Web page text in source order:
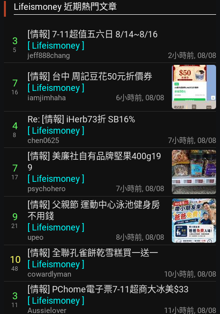
Lifeismoney 近期熱門文章
3
5
[情報] 7-11超值五六日 8/14~8/16
[ Lifeismoney]
jeff888chang 2小時前, 08/08
7
16
[情報] 台中 周記豆花50元折價券
[ Lifeismoney]
iamjimhaha 6小時前, 08/08
4
8
Re: [情報] iHerb73折 SB16%
[ Lifeismoney]
chen0625 7小時前, 08/08
7
17
[情報] 美廉社自有品牌堅果400g19
9
[ Lifeismoney]
psychohero 7小時前, 08/08
9
21
[情報] 父親節 運動中心泳池健身房
不用錢
[ Lifeismoney]
upeo 8小時前, 08/08
10
48
[情報] 全聯孔雀餅乾雪糕買一送一
[ Lifeismoney]
cowardlyman 10小時前, 08/08
3
11
[情報] PChome電子票7-11超商大冰美$33
[ Lifeismoney]
Aussielover 11小時前, 08/08